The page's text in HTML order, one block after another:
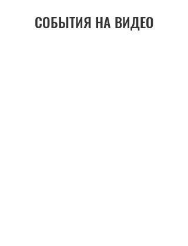
СОБЫТИЯ НА ВИДЕО